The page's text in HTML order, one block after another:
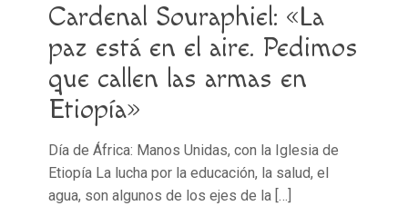
Cardenal Souraphiel: «La
paz está en el aire. Pedimos
que callen las armas en
Etiopía»
Día de África: Manos Unidas, con la Iglesia de
Etiopía La lucha por la educación, la salud, el
agua, son algunos de los ejes de la […]